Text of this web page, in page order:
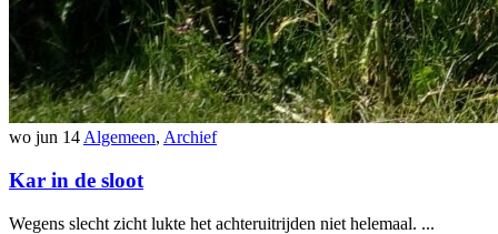
wo jun 14Algemeen, Archief
Kar in de sloot
Wegens slecht zicht lukte het achteruitrijden niet helemaal. ...